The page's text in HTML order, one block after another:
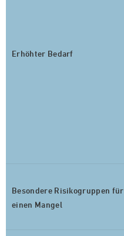
Erhöhter Bedarf
Besondere Risikogruppen für
einen Mangel